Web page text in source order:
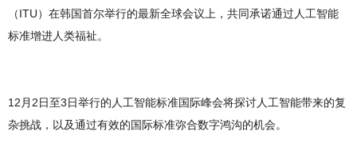
（ITU）在韩国首尔举行的最新全球会议上，共同承诺通过人工智能
标准增进人类福祉。
12月2日至3日举行的人工智能标准国际峰会将探讨人工智能带来的复
杂挑战，以及通过有效的国际标准弥合数字鸿沟的机会。